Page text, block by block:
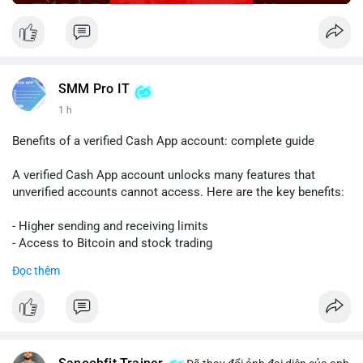
SMM Pro IT
1 h
Benefits of a verified Cash App account: complete guide
A verified Cash App account unlocks many features that
unverified accounts cannot access. Here are the key benefits:
- Higher sending and receiving limits
- Access to Bitcoin and stock trading
- Ability to link a bank account or card
To get verified, you need to provide your full name, date of
Đọc thêm